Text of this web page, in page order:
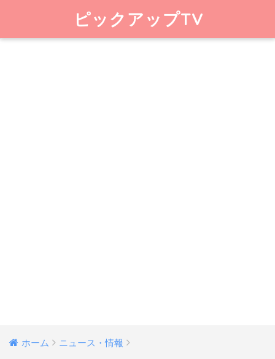
ピックアップTV
ホーム ニュース・情報